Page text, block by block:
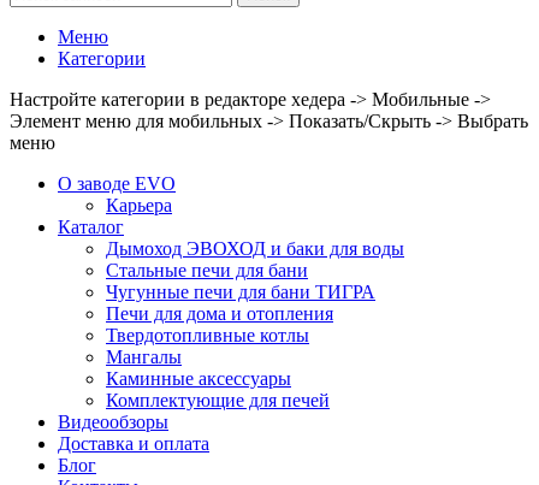
Меню
Категории
Настройте категории в редакторе хедера -> Мобильные ->
Элемент меню для мобильных -> Показать/Скрыть -> Выбрать
меню
О заводе EVO
Карьера
Каталог
Дымоход ЭВОХОД и баки для воды
Стальные печи для бани
Чугунные печи для бани ТИГРА
Печи для дома и отопления
Твердотопливные котлы
Мангалы
Каминные аксессуары
Комплектующие для печей
Видеообзоры
Доставка и оплата
Блог